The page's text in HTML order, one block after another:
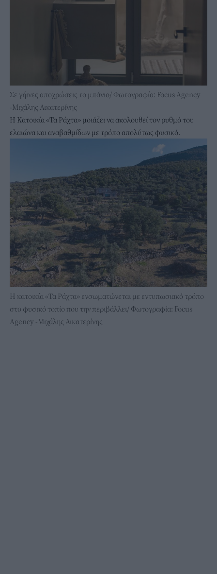
Σε γήινες αποχρώσεις το μπάνιο/ Φωτογραφία: Focus Agency
-Μιχάλης Αικατερίνης
Η Κατοικία «Τα Ράχτα» μοιάζει να ακολουθεί τον ρυθμό του
ελαιώνα και αναβαθμίδων με τρόπο απολύτως φυσικό.
Η κατοικία «Τα Ράχτα» ενσωματώνεται με εντυπωσιακό τρόπο
στο φυσικό τοπίο που την περιβάλλει/ Φωτογραφία: Focus
Agency -Μιχάλης Αικατερίνης